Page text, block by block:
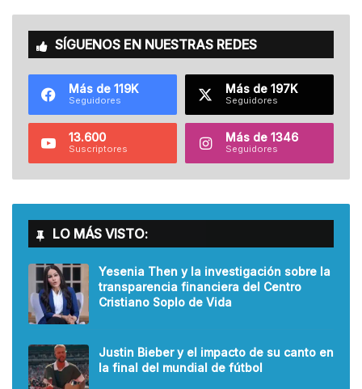
SÍGUENOS EN NUESTRAS REDES
Más de 119K
Seguidores
Más de 197K
Seguidores
13.600
Suscriptores
Más de 1346
Seguidores
LO MÁS VISTO:
Yesenia Then y la investigación sobre la
transparencia financiera del Centro
Cristiano Soplo de Vida
Justin Bieber y el impacto de su canto en
la final del mundial de fútbol